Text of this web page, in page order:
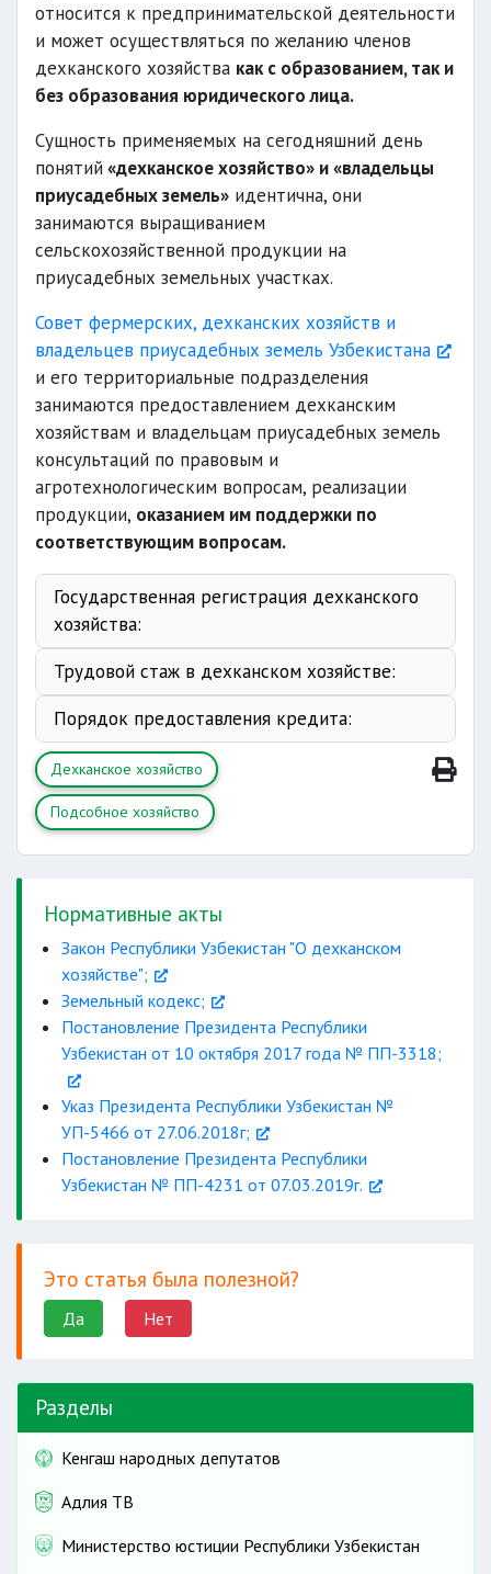
относится к предпринимательской деятельности
и может осуществляться по желанию членов
дехканского хозяйства как с образованием, так и
без образования юридического лица.
Сущность применяемых на сегодняшний день
понятий«дехканское хозяйство» и «владельцы
приусадебных земель» идентична, они
занимаются выращиванием
сельскохозяйственной продукции на
приусадебных земельных участках.
Совет фермерских, дехканских хозяйств и
владельцев приусадебных земель Узбекистана
и его территориальные подразделения
занимаются предоставлением дехканским
хозяйствам и владельцам приусадебных земель
консультаций по правовым и
агротехнологическим вопросам, реализации
продукции, оказанием им поддержки по
соответствующим вопросам.
Государственная регистрация дехканского
хозяйства:
Трудовой стаж в дехканском хозяйстве:
Порядок предоставления кредита:
Дехканское хозяйство
Подсобное хозяйство
Нормативные акты
Закон Республики Узбекистан "О дехканском
хозяйстве";
Земельный кодекс;
Постановление Президента Республики
Узбекистан от 10 октября 2017 года № ПП-3318;
Указ Президента Республики Узбекистан №
УП-5466 от 27.06.2018г;
Постановление Президента Республики
Узбекистан № ПП-4231 от 07.03.2019г.
Это статья была полезной?
Да Нет
Разделы
Кенгаш народных депутатов
Адлия ТВ
Министерство юстиции Республики Узбекистан